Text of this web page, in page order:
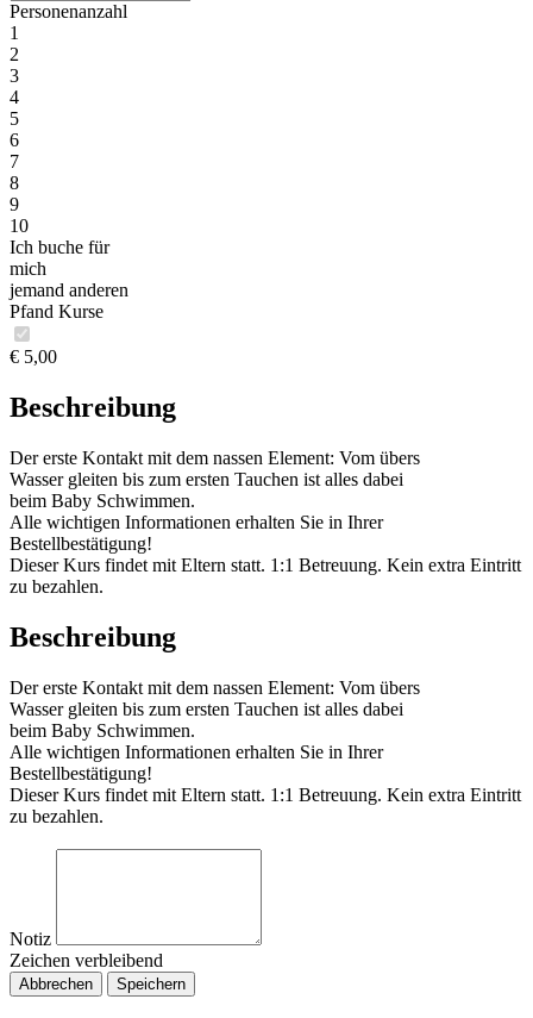
Personenanzahl
1
2
3
4
5
6
7
8
9
10
Ich buche für
mich
jemand anderen
Pfand Kurse
€ 5,00
Beschreibung
Der erste Kontakt mit dem nassen Element: Vom übers
Wasser gleiten bis zum ersten Tauchen ist alles dabei
beim Baby Schwimmen.
Alle wichtigen Informationen erhalten Sie in Ihrer
Bestellbestätigung!
Dieser Kurs findet mit Eltern statt. 1:1 Betreuung. Kein extra Eintritt
zu bezahlen.
Beschreibung
Der erste Kontakt mit dem nassen Element: Vom übers
Wasser gleiten bis zum ersten Tauchen ist alles dabei
beim Baby Schwimmen.
Alle wichtigen Informationen erhalten Sie in Ihrer
Bestellbestätigung!
Dieser Kurs findet mit Eltern statt. 1:1 Betreuung. Kein extra Eintritt
zu bezahlen.
Notiz
Zeichen verbleibend
Abbrechen Speichern